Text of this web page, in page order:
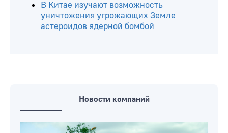
В Китае изучают возможность
уничтожения угрожающих Земле
астероидов ядерной бомбой
Новости компаний